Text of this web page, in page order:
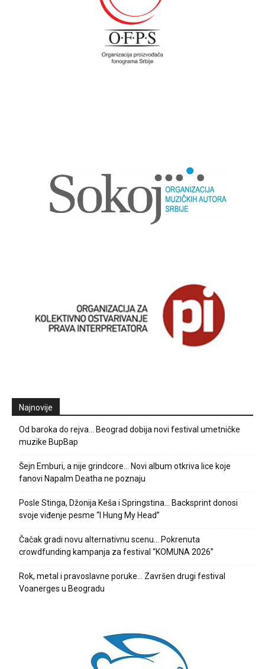
Najnovije
Od baroka do rejva… Beograd dobija novi festival umetničke
muzike BupBap
Šejn Emburi, a nije grindcore… Novi album otkriva lice koje
fanovi Napalm Deatha ne poznaju
Posle Stinga, Džonija Keša i Springstina… Backsprint donosi
svoje viđenje pesme “I Hung My Head”
Čačak gradi novu alternativnu scenu… Pokrenuta
crowdfunding kampanja za festival “KOMUNA 2026”
Rok, metal i pravoslavne poruke… Završen drugi festival
Voanerges u Beogradu